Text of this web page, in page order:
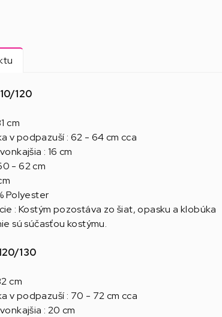
120
cm
v podpazuší : 62 - 64 cm cca
: 16 cm
- 62 cm
Polyester
: Kostým pozostáva zo šiat, opasku a klobúka
sú súčasťou kostýmu.
130
cm
v podpazuší : 70 - 72 cm cca
: 20 cm